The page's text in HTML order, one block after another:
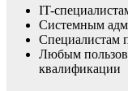
IT-
Системным
Специалистам
Любым
квалификации